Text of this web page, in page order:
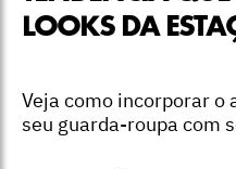
LOOKS DA
Veja como incorporar o
seu guarda-roupa com